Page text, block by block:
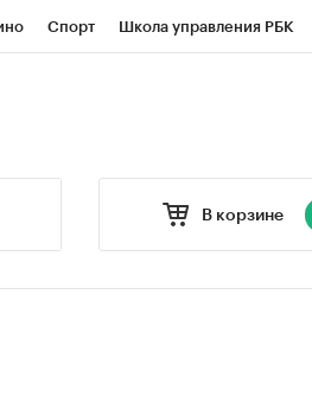
Спорт Школа управления РБК
В корзине